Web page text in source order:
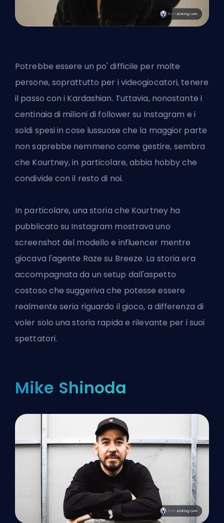
Potrebbe essere un po' difficile per molte
persone, soprattutto per i videogiocatori, tenere
il passo con i Kardashian. Tuttavia, nonostante i
centinaia di milioni di follower su Instagram e i
soldi spesi in cose lussuose che la maggior parte
non saprebbe nemmeno come gestire, sembra
che Kourtney, in particolare, abbia hobby che
condivide con il resto di noi.
In particolare, una storia che Kourtney ha
pubblicato su Instagram mostrava uno
screenshot del modello e influencer mentre
giocava l'agente Raze su Breeze. La storia era
accompagnata da un setup dall'aspetto
costoso che suggeriva che potesse essere
realmente seria riguardo il gioco, a differenza di
voler solo una storia rapida e rilevante per i suoi
spettatori.
Mike Shinoda